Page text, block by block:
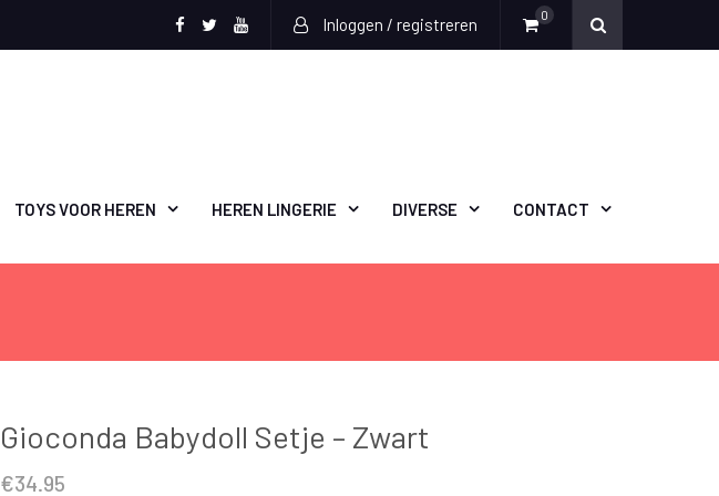
Inloggen / registreren 0
TOYS VOOR HEREN HEREN LINGERIE DIVERSE CONTACT
Gioconda Babydoll Setje – Zwart
€34.95